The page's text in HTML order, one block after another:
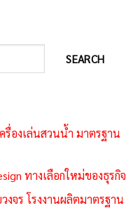
SEARCH
รื่องเล่นสวนน้ำ มาตรฐาน
ทางเลือกใหม่ของธุรกิจ
จร โรงงานผลิตมาตรฐาน